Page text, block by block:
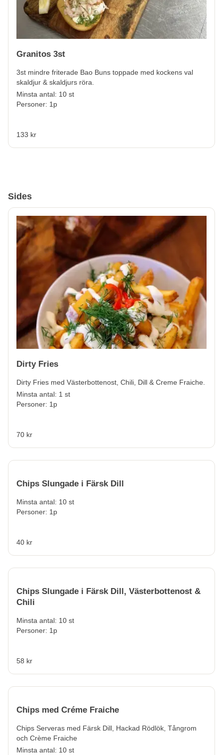
Granitos 3st
3st mindre friterade Bao Buns toppade med kockens val
skaldjur & skaldjurs röra.
Minsta antal: 10 st
Personer: 1p
133 kr
Sides
Dirty Fries
Dirty Fries med Västerbottenost, Chili, Dill & Creme Fraiche.
Minsta antal: 1 st
Personer: 1p
70 kr
Chips Slungade i Färsk Dill
Minsta antal: 10 st
Personer: 1p
40 kr
Chips Slungade i Färsk Dill, Västerbottenost &
Chili
Minsta antal: 10 st
Personer: 1p
58 kr
Chips med Créme Fraiche
Chips Serveras med Färsk Dill, Hackad Rödlök, Tångrom
och Crème Fraiche
Minsta antal: 10 st